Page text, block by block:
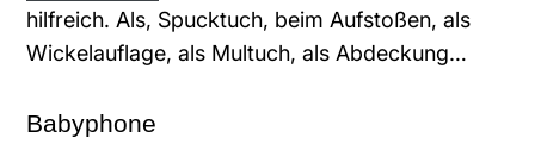
hilfreich. Als, Spucktuch, beim Aufstoßen, als
Wickelauflage, als Multuch, als Abdeckung…
Babyphone